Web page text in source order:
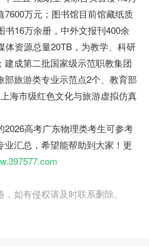
万元；图书馆目前馆藏纸质
书16万余册，中外文报刊400余
体资源总量20TB，为教学、科研
成第二批国家级示范职教集团
部旅游类专业示范点2个、教育部
海市级红色文化与旅游虚拟仿真
高考广东物理类考生可参考
汇总，希望能帮助到大家！更
如有侵权请及时联系删除。